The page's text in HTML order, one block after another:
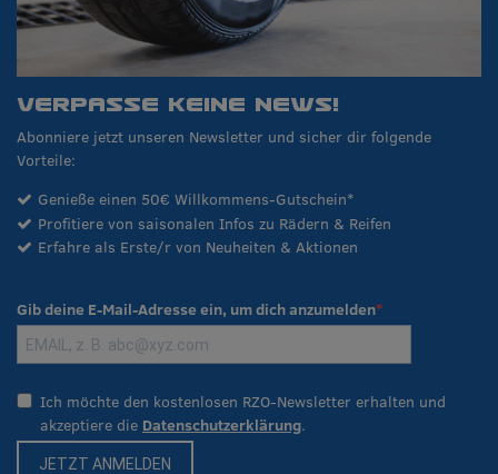
VERPASSE KEINE NEWS!
Abonniere jetzt unseren Newsletter und sicher dir folgende
Vorteile:
Genieße einen 50€ Willkommens-Gutschein*
Profitiere von saisonalen Infos zu Rädern & Reifen
Erfahre als Erste/r von Neuheiten & Aktionen
Gib deine E-Mail-Adresse ein, um dich anzumelden
Ich möchte den kostenlosen RZO-Newsletter erhalten und
akzeptiere die Datenschutzerklärung.
JETZT ANMELDEN